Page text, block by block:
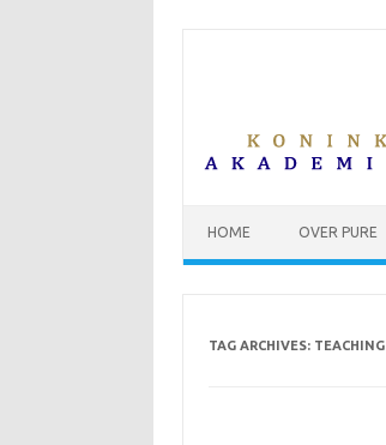
HOME OVER PURE
TAG ARCHIVES: TEACHING